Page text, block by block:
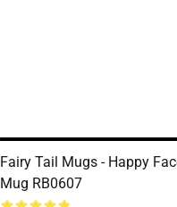
Fairy Tail Mugs - Happy
Mug RB0607